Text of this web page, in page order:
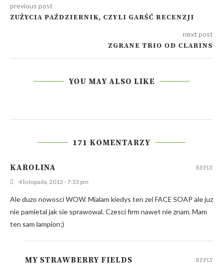
previous post
ZUŻYCIA PAŹDZIERNIK, CZYLI GARŚĆ RECENZJI
next post
ZGRANE TRIO OD CLARINS
YOU MAY ALSO LIKE
171 KOMENTARZY
KAROLINA
4 listopada, 2013 - 7:33 pm
Ale duzo nowosci WOW. Mialam kiedys ten zel FACE SOAP ale juz
nie pamietal jak sie sprawowal. Czesci firm nawet nie znam. Mam
ten sam lampion;)
REPLY
MY STRAWBERRY FIELDS REPLY